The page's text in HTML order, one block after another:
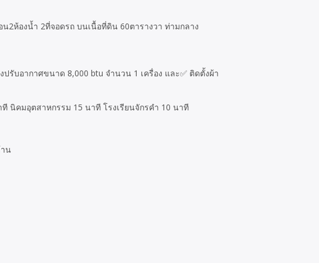
2ห้องน้ำ 2ที่จอดรถ บนเนื้อที่ดิน 60ตารางวา ท่ามกลาง
รับอากาศขนาด 8,000 btu จำนวน 1 เครื่อง และ✅ ติดตั้งผ้า
นิคมอุตสาหกรรม 15 นาที โรงเรียนจักรคำ 10 นาที